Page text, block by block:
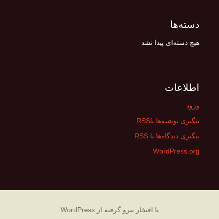
دسته‌ها
هیچ دسته‌ای پیدا نشد
اطلاعات
ورود
پیگیری نوشته‌ها باRSS
پیگیری دیدگاه‌ها با RSS
WordPress.org
با افتخار نیرو گرفته از WordPress